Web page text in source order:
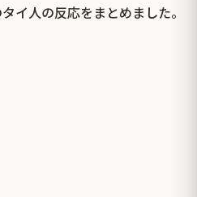
イ人の反応をまとめました。